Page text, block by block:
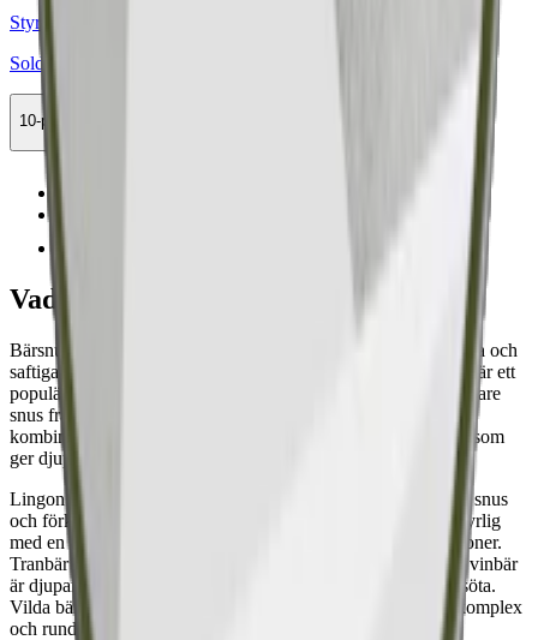
Styrka Extra Stark · Large
Soldat Vinter Extra Stark White Portionssnus
10-pack
Nästa
Vad är bärsnus?
Bärsnus är snus med smakprofiler inspirerade av bär - från söta och
saftiga jordgubbar till syrliga lingon och kraftfulla vinbär. Det är ett
populärt alternativ för den som föredrar ett friskare och fruktigare
snus framför klassiska tobaks- och mentolsmaker. Smakerna
kombineras ofta med blommiga, örtiga eller tobaksnära noter som
ger djup och komplexitet åt smakupplevelsen.
Lingon är en av de mest klassiska bärsmakerna inom svenskt snus
och förknippas med nordisk natur och tradition. Smaken är syrlig
med en naturlig sötma och passar väl ihop med örtiga undertoner.
Tranbär ger en kraftigare och mer syrlig profil, medan svarta vinbär
är djupare och fylligare med en bitterhet som balanserar det söta.
Vilda bär är ofta en blandning av flera bärsorter och ger en komplex
och rundad smakupplevelse.